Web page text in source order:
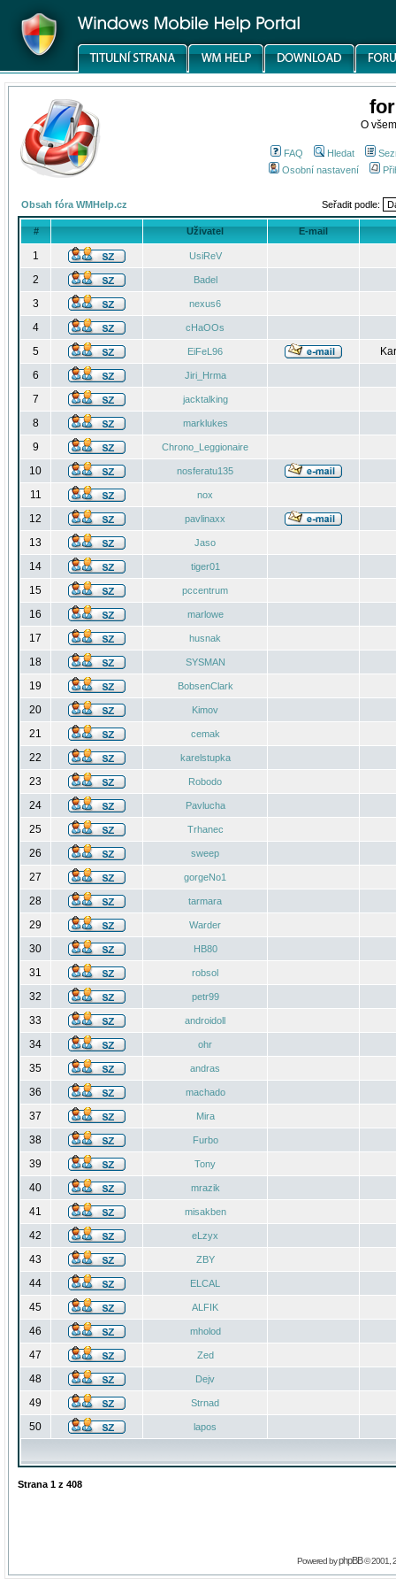
O
FAQ Hledat
Osobní nastavení
Obsah fóra WMHelp.cz Seřadit podle:
# Uživatel E-mail
1 UsiReV
2 Badel
3 nexus6
4 cHaOOs
5 EiFeL96
6
Jiri_Hrma
7 jacktalking
8 marklukes
9 Chrono_Leggionaire
10 nosferatu135
11 nox
12 pavlinaxx
13 Jaso
14 tiger01
15 pccentrum
16 marlowe
17 husnak
18 SYSMAN
19 BobsenClark
20 Kimov
21 cemak
22 karelstupka
23 Robodo
24 Pavlucha
25 Trhanec
26 sweep
27 gorgeNo1
28 tarmara
29 Warder
30 HB80
31 robsol
32 petr99
33 androidoll
34 ohr
35 andras
36 machado
37 Mira
38 Furbo
39 Tony
40 mrazik
41 misakben
42 eLzyx
43 ZBY
44 ELCAL
45 ALFIK
46 mholod
47 Zed
48 Dejv
49 Strnad
50 lapos
Strana 1 z 408
Powered byphpBB© 2001,